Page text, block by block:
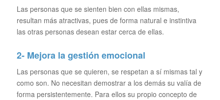
Las personas que se sienten bien con ellas mismas,
resultan más atractivas, pues de forma natural e instintiva
las otras personas desean estar cerca de ellas.
2- Mejora la gestión emocional
Las personas que se quieren, se respetan a sí mismas tal y
como son. No necesitan demostrar a los demás su valía de
forma persistentemente. Para ellos su propio concepto de